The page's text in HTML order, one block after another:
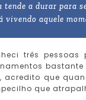
tende a durar
aquele
três
que
que